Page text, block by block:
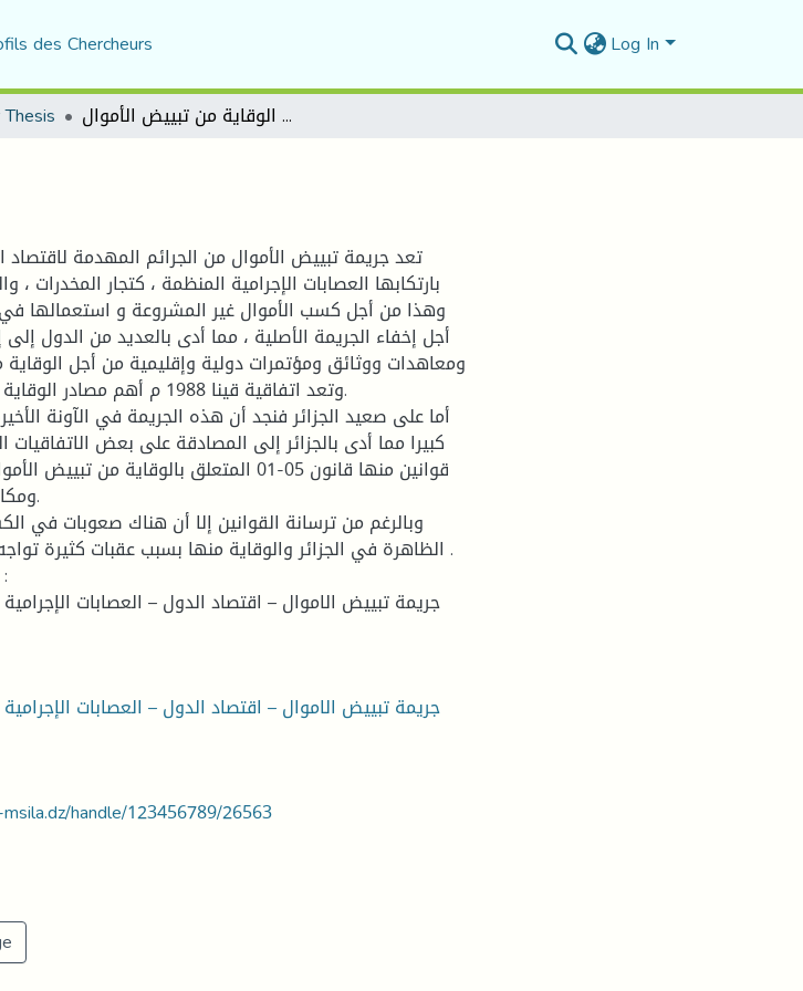
des Chercheurs Log In
آليات الوقاية من تبييض الأموال
تعد جريمة تبييض الأموال من الجرائم المهدمة لاقتصاد
بارتكابها العصابات الإجرامية المنظمة ، كتجار المخدرات ،
وهذا من أجل كسب الأموال غير المشروعة و استعمالها
أجل إخفاء الجريمة الأصلية ، مما أدى بالعديد من الدول إلى
ومعاهدات ووثائق ومؤتمرات دولية وإقليمية من أجل
وتعد اتفاقية قينا 1988 م أهم
أما على صعيد الجزائر فنجد أن هذه الجريمة في الآونة
كبيرا مما أدى بالجزائر إلى المصادقة على بعض الاتفاقيات
قوانين منها قانون 05-01 المتعلق بالوقاية من
وبالرغم من ترسانة القوانين إلا أن هناك صعوبات في
الظاهرة في الجزائر والوقاية منها بسبب عقبات كثيرة
جريمة تبييض الاموال – اقتصاد الدول – العصابات
جريمة تبييض الاموال – اقتصاد الدول – العصابات
handle/123456789/26563